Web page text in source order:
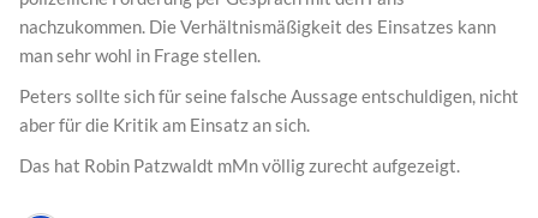
nachzukommen. Die Verhältnismäßigkeit des Einsatzes kann
man sehr wohl in Frage stellen.
Peters sollte sich für seine falsche Aussage entschuldigen, nicht
aber für die Kritik am Einsatz an sich.
Das hat Robin Patzwaldt mMn völlig zurecht aufgezeigt.